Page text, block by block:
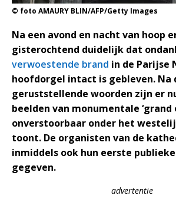
© foto AMAURY BLIN/AFP/Getty Images
Na een avond en nacht van hoop
gisterochtend duidelijk dat
verwoestende brand in de Parijse
hoofdorgel intact is gebleven. Na
geruststellende woorden zijn er
beelden van monumentale ‘grand
onverstoorbaar onder het
toont. De organisten van de
inmiddels ook hun eerste
gegeven.
advertentie